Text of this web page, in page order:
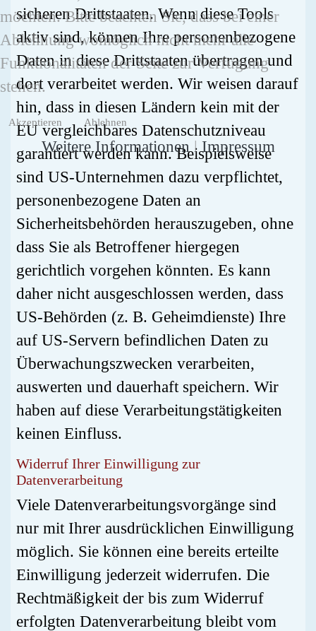
sicheren Drittstaaten. Wenn diese Tools
aktiv sind, können Ihre personenbezogene
Daten in diese Drittstaaten übertragen und
dort verarbeitet werden. Wir weisen darauf
hin, dass in diesen Ländern kein mit der
EU vergleichbares Datenschutzniveau
garantiert werden kann. Beispielsweise
sind US-Unternehmen dazu verpflichtet,
personenbezogene Daten an
Sicherheitsbehörden herauszugeben, ohne
dass Sie als Betroffener hiergegen
gerichtlich vorgehen könnten. Es kann
daher nicht ausgeschlossen werden, dass
US-Behörden (z. B. Geheimdienste) Ihre
auf US-Servern befindlichen Daten zu
Überwachungszwecken verarbeiten,
auswerten und dauerhaft speichern. Wir
haben auf diese Verarbeitungstätigkeiten
keinen Einfluss.
Widerruf Ihrer Einwilligung zur
Datenverarbeitung
Viele Datenverarbeitungsvorgänge sind
nur mit Ihrer ausdrücklichen Einwilligung
möglich. Sie können eine bereits erteilte
Einwilligung jederzeit widerrufen. Die
Rechtmäßigkeit der bis zum Widerruf
erfolgten Datenverarbeitung bleibt vom
möchten. Bitte beachten Sie, dass bei einer
Ablehnung womöglich nicht mehr alle
Funktionalitäten der Seite zur Verfügung
stehen.
Akzeptieren Ablehnen
Weitere Informationen | Impressum